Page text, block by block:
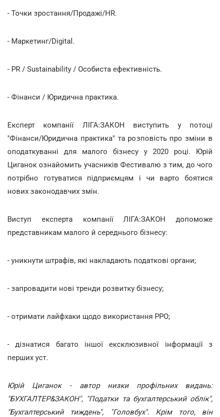
- Точки зростання/Продажі/HR.
- Маркетинг/Digital.
- РR / Sustainability / Особиста ефективність.
- Фінанси / Юридична практика.
Експерт компанії ЛІГА:ЗАКОН виступить у потоці
"Фінанси/Юридична практика" та розповість про зміни в
оподаткуванні для малого бізнесу у 2020 році. Юрій
Циганок ознайомить учасників Фестивалю з тим, до чого
потрібно готуватися підприємцям і чи варто боятися
нових законодавчих змін.
Виступ експерта компанії ЛІГА:ЗАКОН допоможе
представникам малого й середнього бізнесу:
- уникнути штрафів, які накладають податкові органи;
- запровадити нові тренди розвитку бізнесу;
- отримати лайфхаки щодо використання РРО;
- дізнатися багато іншої ексклюзивної інформації з
перших уст.
Юрій Циганок - автор низки профільних видань:
"БУХГАЛТЕР&ЗАКОН", "Податки та бухгалтерський облiк",
"Бухгалтерський тиждень", "Головбух". Крім того, він